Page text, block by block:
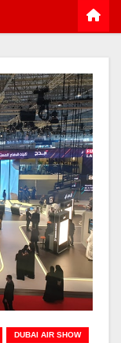
DUBAI AIR SHOW